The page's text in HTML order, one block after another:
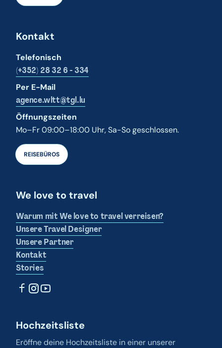
Kontakt
Telefonisch
(+352) 28 32 6 - 334
Per E-Mail
agence.wltt@tgl.lu
Öffnungszeiten
Mo–Fr 09:00–18:00 Uhr, Sa-So geschlossen.
REISEBÜROS
We love to travel
Warum mit We love to travel verreisen?
Unsere Travel Designer
Unsere Partner
Kontakt
Stories
Hochzeitsliste
Eröffne deine Hochzeitsliste in einer unserer